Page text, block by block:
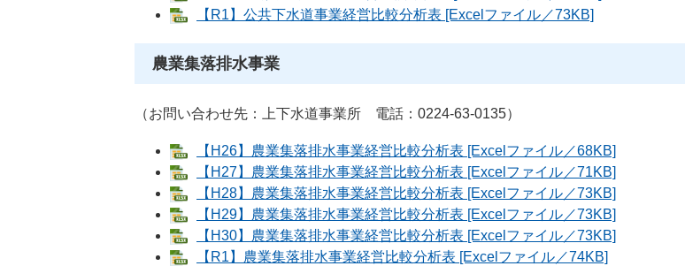
【R1】公共下水道事業経営比較分析表 [Excelファイル／73KB]
農業集落排水事業
（お問い合わせ先：上下水道事業所 電話：0224-63-0135）
【H26】農業集落排水事業経営比較分析表 [Excelファイル／68KB]
【H27】農業集落排水事業経営比較分析表 [Excelファイル／71KB]
【H28】農業集落排水事業経営比較分析表 [Excelファイル／73KB]
【H29】農業集落排水事業経営比較分析表 [Excelファイル／73KB]
【H30】農業集落排水事業経営比較分析表 [Excelファイル／73KB]
【R1】農業集落排水事業経営比較分析表 [Excelファイル／74KB]